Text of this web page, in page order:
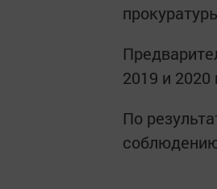
2019 и 2020
По